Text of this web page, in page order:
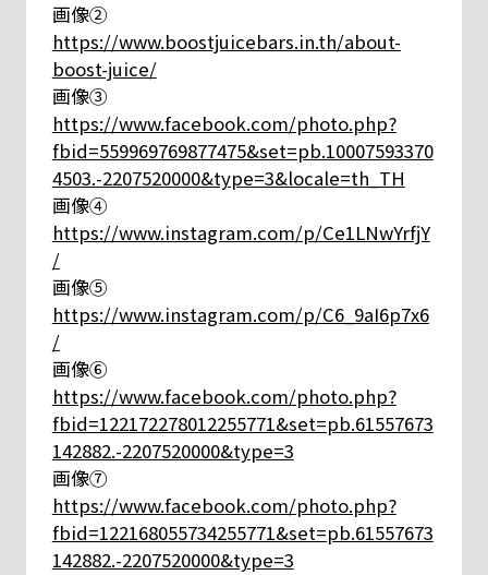
画像②
https://www.boostjuicebars.in.th/about-
boost-juice/
画像③
https://www.facebook.com/photo.php?
fbid=559969769877475&set=pb.10007593370
4503.-2207520000&type=3&locale=th_TH
画像④
https://www.instagram.com/p/Ce1LNwYrfjY
/
画像⑤
https://www.instagram.com/p/C6_9aI6p7x6
/
画像⑥
https://www.facebook.com/photo.php?
fbid=122172278012255771&set=pb.61557673
142882.-2207520000&type=3
画像⑦
https://www.facebook.com/photo.php?
fbid=122168055734255771&set=pb.61557673
142882.-2207520000&type=3